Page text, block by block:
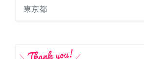
東京都